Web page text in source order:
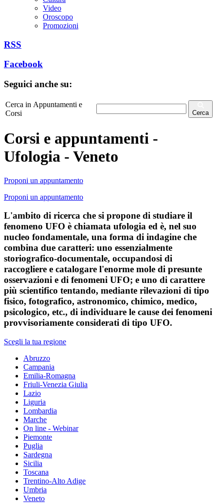
Video
Oroscopo
Promozioni
RSS
Facebook
Seguici anche su:
Cerca in Appuntamenti e
Corsi
Cerca
Corsi e appuntamenti -
Ufologia - Veneto
Proponi un appuntamento
Proponi un appuntamento
L'ambito di ricerca che si propone di studiare il
fenomeno UFO è chiamata ufologia ed è, nel suo
nucleo fondamentale, una forma di indagine che
combina due caratteri: uno essenzialmente
storiografico-documentale, occupandosi di
raccogliere e catalogare l'enorme mole di presunte
osservazioni e di fenomeni UFO; e uno di carattere
più scientifico tentando, mediante rilevazioni di tipo
fisico, fotografico, astronomico, chimico, medico,
psicologico, etc., di individuare le cause dei fenomeni
provvisoriamente considerati di tipo UFO.
Scegli la tua regione
Abruzzo
Campania
Emilia-Romagna
Friuli-Venezia Giulia
Lazio
Liguria
Lombardia
Marche
On line - Webinar
Piemonte
Puglia
Sardegna
Sicilia
Toscana
Trentino-Alto Adige
Umbria
Veneto